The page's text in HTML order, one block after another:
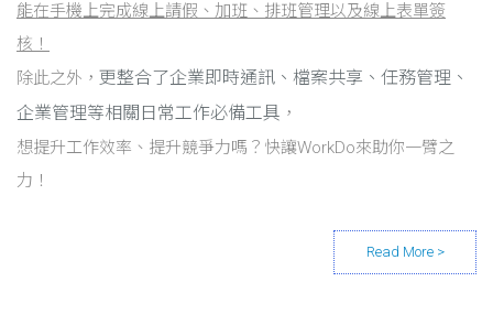
能在手機上完成線上請假、加班、排班管理以及線上表單簽
核！
除此之外， 更整合了企業即時通訊、檔案共享、任務管理、
企業管理等相關日常工作必備工具 ，
想提升工作效率、提升競爭力嗎？快讓WorkDo來助你一臂之
力！